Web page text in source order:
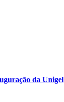
da Unigel